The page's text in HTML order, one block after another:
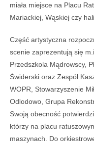
miała miejsce na Placu
Mariackiej, Wąskiej czy
Część artystyczna
scenie zaprezentują się
Przedszkola Mądrowscy,
Świderski oraz Zespół
WOPR, Stowarzyszenie
Odlodowo, Grupa
Swoją obecność
którzy na placu
maszynach. Do